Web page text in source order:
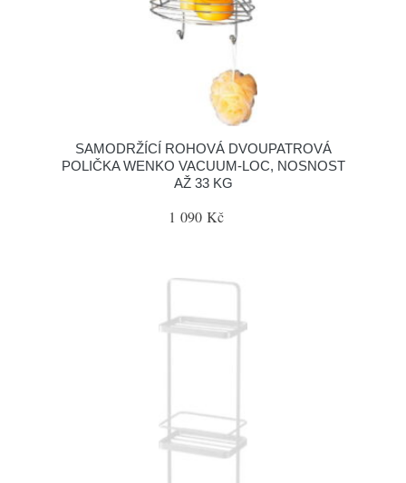
SAMODRŽÍCÍ ROHOVÁ DVOUPATROVÁ
POLIČKA WENKO VACUUM-LOC, NOSNOST
AŽ 33 KG
1 090 Kč